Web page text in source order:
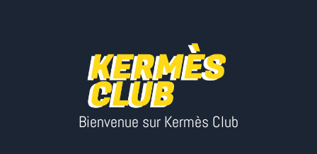
Bienvenue sur Kermès Club